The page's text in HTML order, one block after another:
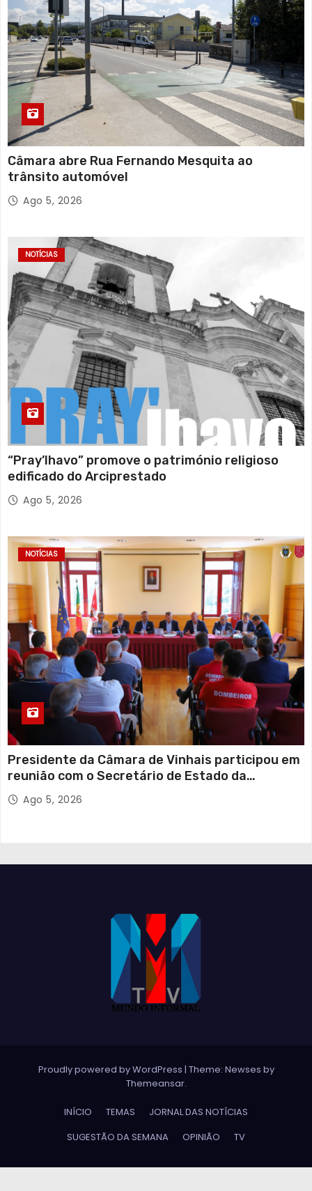
Câmara abre Rua Fernando Mesquita ao
trânsito automóvel
Ago 5, 2026
NOTÍCIAS
“Pray’lhavo” promove o património religioso
edificado do Arciprestado
Ago 5, 2026
NOTÍCIAS
Presidente da Câmara de Vinhais participou em
reunião com o Secretário de Estado da
Proteção Civil
Ago 5, 2026
Proudly powered by WordPress | Theme: Newses by
Themeansar.
INÍCIO TEMAS
JORNAL DAS NOTÍCIAS
SUGESTÃO DA SEMANA
OPINIÃO TV